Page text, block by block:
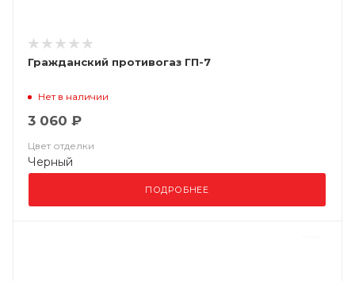
Гражданский противогаз ГП-7
Нет в наличии
3 060 ₽
Цвет отделки
Черный
ПОДРОБНЕЕ